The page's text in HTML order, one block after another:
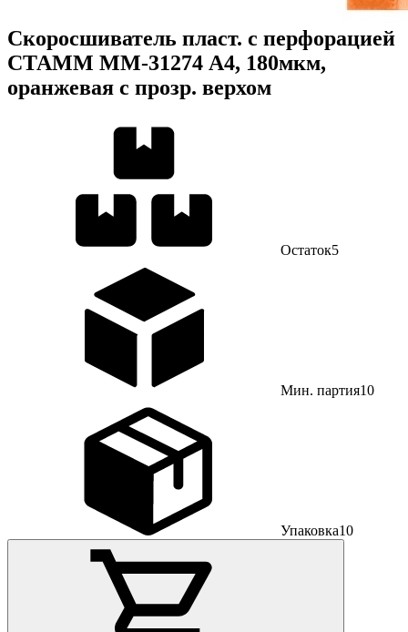
Скоросшиватель пласт. с перфорацией
СТАММ ММ-31274 А4, 180мкм,
оранжевая с прозр. верхом
Остаток5
Мин. партия10
Упаковка10